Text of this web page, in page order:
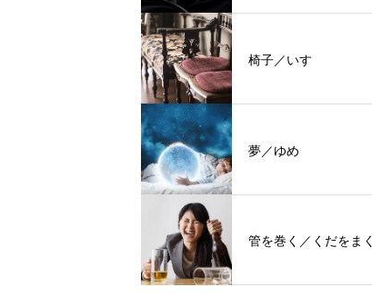
椅子／いす
夢／ゆめ
管を巻く／くだをまく